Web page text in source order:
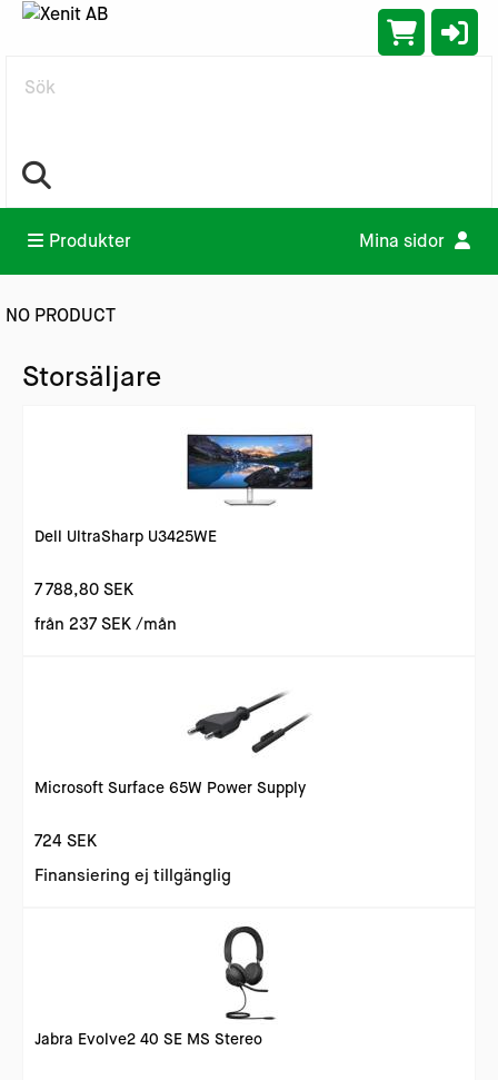
Sök
Produkter Mina sidor
NO PRODUCT
Storsäljare
Dell UltraSharp U3425WE
7 788,80 SEK
från 237 SEK /mån
Microsoft Surface 65W Power Supply
724 SEK
Finansiering ej tillgänglig
Jabra Evolve2 40 SE MS Stereo